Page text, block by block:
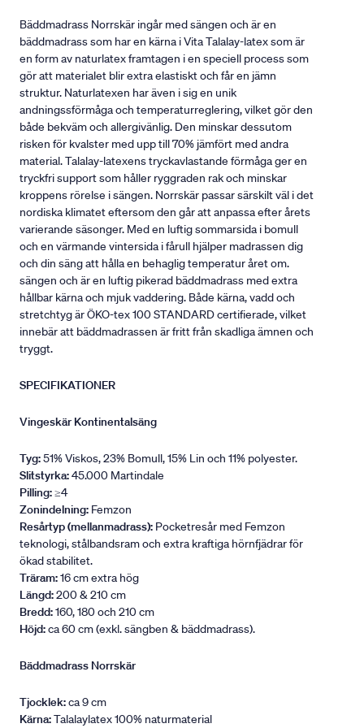
Bäddmadrass Norrskär ingår med sängen och är en
bäddmadrass som har en kärna i Vita Talalay-latex som är
en form av naturlatex framtagen i en speciell process som
gör att materialet blir extra elastiskt och får en jämn
struktur. Naturlatexen har även i sig en unik
andningssförmåga och temperaturreglering, vilket gör den
både bekväm och allergivänlig. Den minskar dessutom
risken för kvalster med upp till 70% jämfört med andra
material. Talalay-latexens tryckavlastande förmåga ger en
tryckfri support som håller ryggraden rak och minskar
kroppens rörelse i sängen. Norrskär passar särskilt väl i det
nordiska klimatet eftersom den går att anpassa efter årets
varierande säsonger. Med en luftig sommarsida i bomull
och en värmande vintersida i fårull hjälper madrassen dig
och din säng att hålla en behaglig temperatur året om.
sängen och är en luftig pikerad bäddmadrass med extra
hållbar kärna och mjuk vaddering. Både kärna, vadd och
stretchtyg är ÖKO-tex 100 STANDARD certifierade, vilket
innebär att bäddmadrassen är fritt från skadliga ämnen och
tryggt.
SPECIFIKATIONER
Vingeskär Kontinentalsäng
Tyg:51% Viskos, 23% Bomull, 15% Lin och 11% polyester.
Slitstyrka:45.000 Martindale
Pilling:≥4
Zonindelning: Femzon
Resårtyp (mellanmadrass): Pocketresår med Femzon
teknologi, stålbandsram och extra kraftiga hörnfjädrar för
ökad stabilitet.
Träram:16 cm extra hög
Längd:200 & 210 cm
Bredd:160, 180 och 210 cm
Höjd:ca 60 cm (exkl. sängben & bäddmadrass).
Bäddmadrass Norrskär
Tjocklek:ca 9 cm
Kärna:Talalaylatex 100% naturmaterial